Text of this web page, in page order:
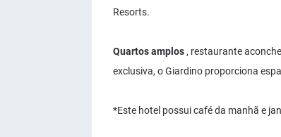
Resorts.
Quartos amplos , restaurante
exclusiva, o Giardino proporciona
*Este hotel possui café da manhã e